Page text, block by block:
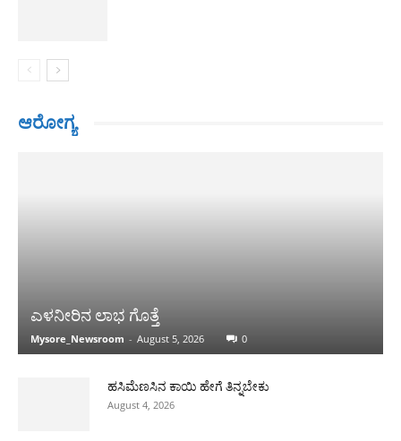
ಆರೋಗ್ಯ
ಎಳನೀರಿನ ಲಾಭ ಗೊತ್ತೆ
Mysore_Newsroom - August 5, 2026 0
ಹಸಿಮೆಣಸಿನ ಕಾಯಿ ಹೇಗೆ ತಿನ್ನಬೇಕು
August 4, 2026